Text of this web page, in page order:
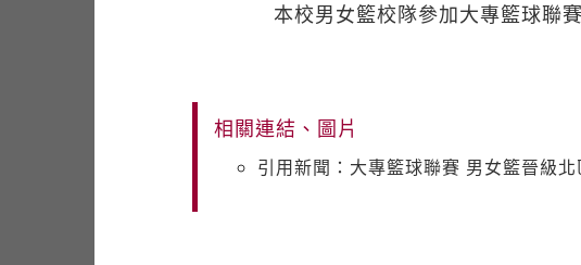
本校男女籃校隊參加大專籃球聯
相關連結、圖片
引用新聞：大專籃球聯賽 男女籃晉級北